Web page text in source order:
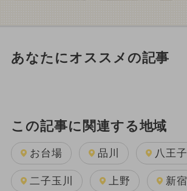
あなたにオススメの記事
この記事に関連する地域
お台場 品川 八王子
二子玉川 上野 新宿